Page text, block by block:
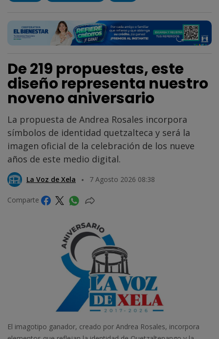
De 219 propuestas, este
diseño representa nuestro
noveno aniversario
La propuesta de Andrea Rosales incorpora
símbolos de identidad quetzalteca y será la
imagen oficial de la celebración de los nueve
años de este medio digital.
La Voz de Xela 7 Agosto 2026 08:38
Comparte
El imagotipo ganador, creado por Andrea Rosales, incorpora